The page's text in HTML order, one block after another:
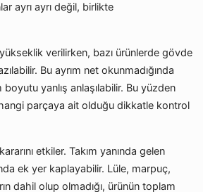
ayrı ayrı değil, birlikte
verilirken, bazı ürünlerde gövde
Bu ayrım net okunmadığında
boyutu yanlış anlaşılabilir. Bu yüzden
parçaya ait olduğu dikkatle kontrol
etkiler. Takım yanında gelen
ek yer kaplayabilir. Lüle, marpuç,
dahil olup olmadığı, ürünün toplam